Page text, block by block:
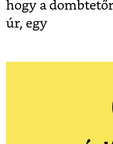
hogy a
úr, egy